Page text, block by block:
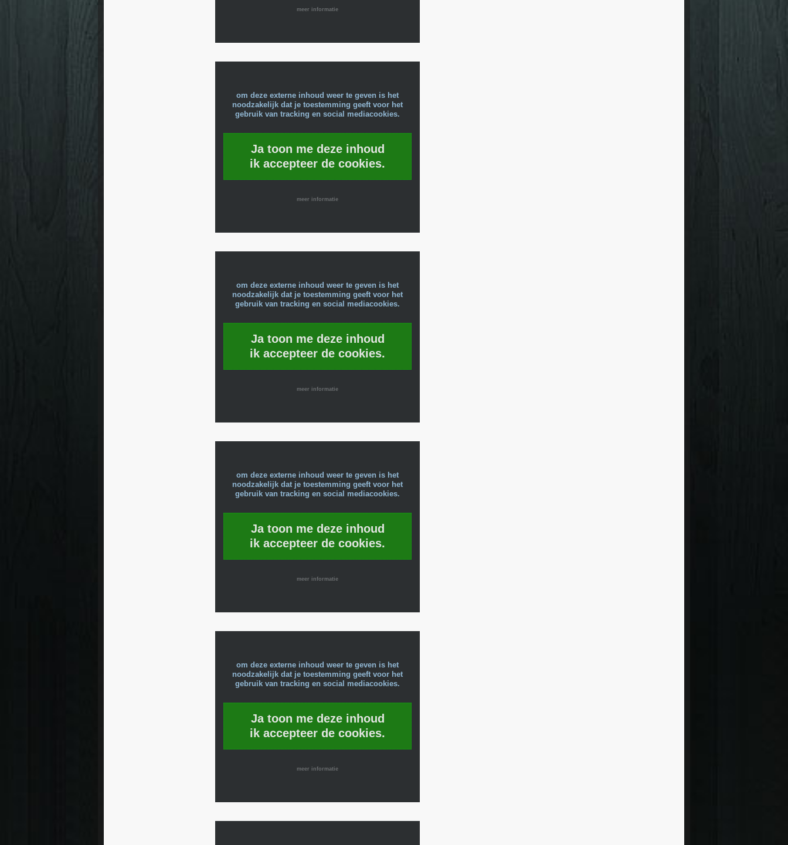
meer informatie
om deze externe inhoud weer te geven is het
noodzakelijk dat je toestemming geeft voor het
gebruik van tracking en social mediacookies.
Ja toon me deze inhoud
ik accepteer de cookies.
meer informatie
om deze externe inhoud weer te geven is het
noodzakelijk dat je toestemming geeft voor het
gebruik van tracking en social mediacookies.
Ja toon me deze inhoud
ik accepteer de cookies.
meer informatie
om deze externe inhoud weer te geven is het
noodzakelijk dat je toestemming geeft voor het
gebruik van tracking en social mediacookies.
Ja toon me deze inhoud
ik accepteer de cookies.
meer informatie
om deze externe inhoud weer te geven is het
noodzakelijk dat je toestemming geeft voor het
gebruik van tracking en social mediacookies.
Ja toon me deze inhoud
ik accepteer de cookies.
meer informatie